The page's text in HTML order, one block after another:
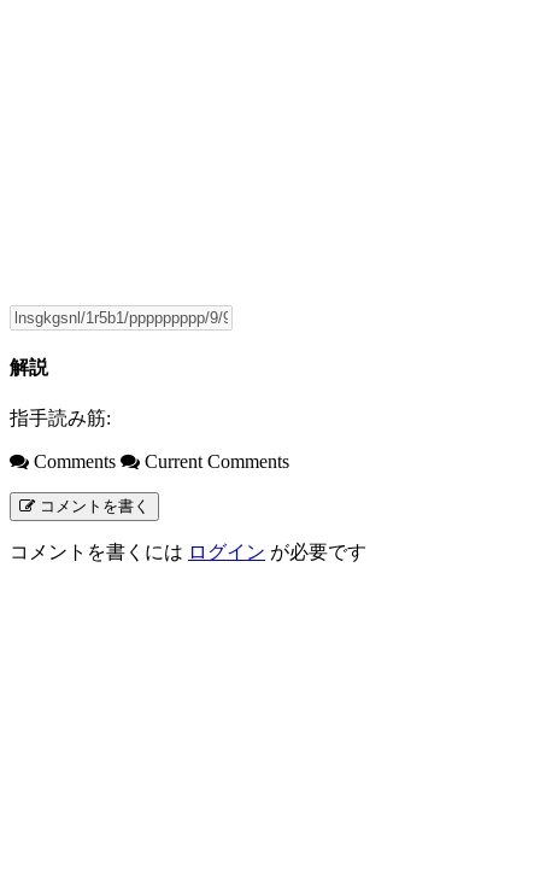
解説
指手読み筋:
Comments Current Comments
コメントを書く
コメントを書くには ログイン が必要です